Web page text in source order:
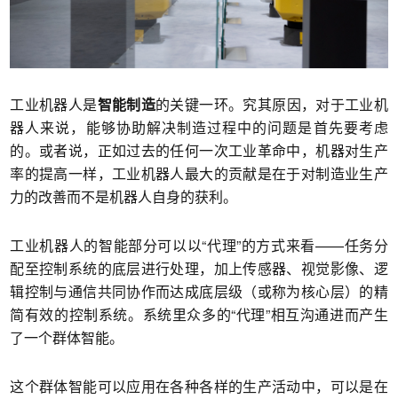
工业机器人是智能制造的关键一环。究其原因，对于工业机
器人来说，能够协助解决制造过程中的问题是首先要考虑
的。或者说，正如过去的任何一次工业革命中，机器对生产
率的提高一样，工业机器人最大的贡献是在于对制造业生产
力的改善而不是机器人自身的获利。
工业机器人的智能部分可以以“代理”的方式来看——任务分
配至控制系统的底层进行处理，加上传感器、视觉影像、逻
辑控制与通信共同协作而达成底层级（或称为核心层）的精
简有效的控制系统。系统里众多的“代理”相互沟通进而产生
了一个群体智能。
这个群体智能可以应用在各种各样的生产活动中，可以是在